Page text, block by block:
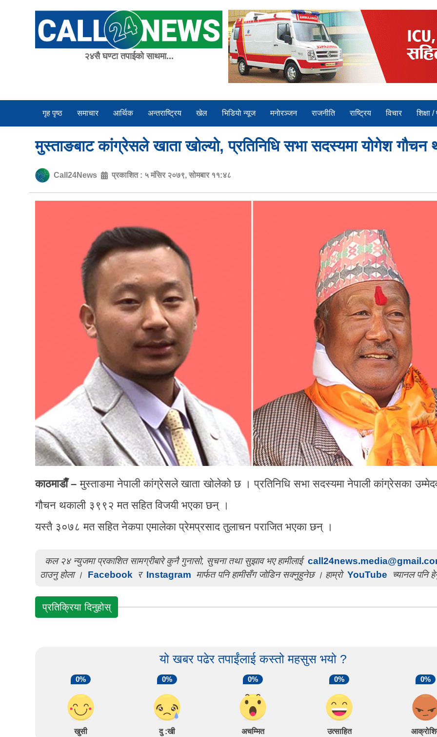
२४सै घण्टा तपाईको साथमा...
गृह पृष्ठ समाचार आर्थिक अन्तराष्ट्रिय खेल भिडियाे न्यूज मनाेरञ्जन राजनीति राष्ट्रिय विचार शिक्षा /
मुस्ताङबाट कांग्रेसले खाता खोल्यो, प्रतिनिधि सभा सदस्यमा योगेश गौचन
Call24News प्रकाशित : ५ मंसिर २०७९, सोमबार ११:४८
काठमाडाैँ – मुस्ताङमा नेपाली कांग्रेसले खाता खोलेको छ । प्रतिनिधि सभा सदस्यमा नेपाली कांग्रेसका
गौचन थकाली ३९९२ मत सहित विजयी भएका छन् ।
यस्तै ३०७८ मत सहित नेकपा एमालेका प्रेमप्रसाद तुलाचन पराजित भएका छन् ।
कल २४ न्युजमा प्रकाशित सामग्रीबारे कुनै गुनासो, सुचना तथा सुझाव भए हामीलाई
ठाउनु होला ।
Facebook र Instagram मार्फत पनि हामीसँग जोडिन सक्नुहुनेछ । हाम्रो YouTube च्यानल पनि
प्रतिक्रिया दिनुहोस्
यो खबर पढेर तपाईंलाई कस्तो महसुस भयो ?
0%
खुसी
0%
दु :खी
0%
अचम्मित
0%
उत्साहित
0%